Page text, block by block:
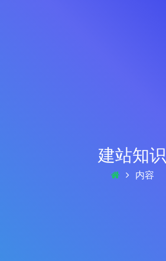
建站知识
内容